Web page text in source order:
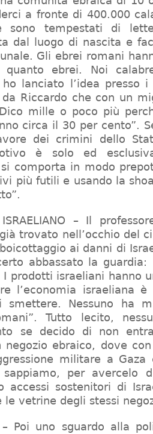
a fronte di 400.000
sono tempestati di
dal luogo di nascita e
Gli ebrei romani
quanto ebrei. Noi
ho lanciato l’idea presso
da Riccardo che con un
mille o poco più
circa il 30 per cento”.
dei crimini dello
è solo ed
comporta in modo
più futili e usando la
ISRAELIANO – Il
trovato nell’occhio del
ai danni di
abbassato la guardia:
prodotti israeliani hanno
l’economia israeliana è
smettere. Nessuno ha
Tutto lecito,
se decido di non
negozio ebraico, dove
militare a
sappiamo, per avercelo
accessi sostenitori di
le vetrine degli stessi
– Poi uno sguardo alla